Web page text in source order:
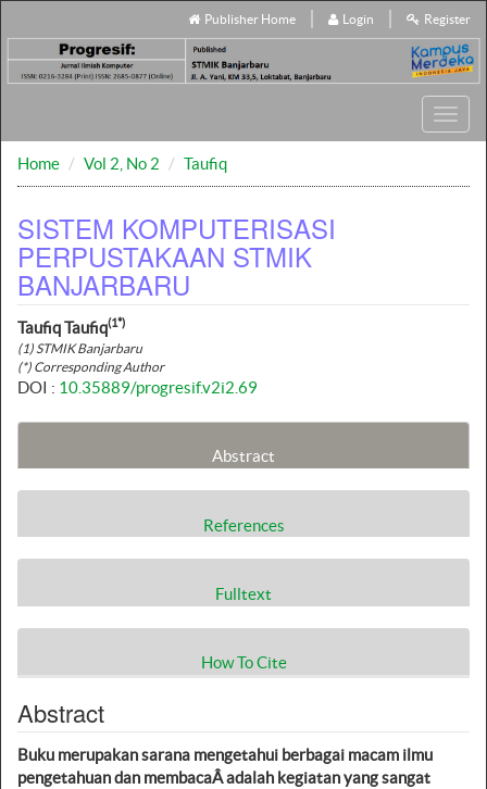
Publisher Home Login Register
Home
Vol 2, No 2 Taufiq
SISTEM KOMPUTERISASI
PERPUSTAKAAN STMIK
BANJARBARU
Taufiq Taufiq(1*)
(1) STMIK Banjarbaru
(*) Corresponding Author
DOI : 10.35889/progresif.v2i2.69
Abstract
References
Fulltext
How To Cite
Abstract
Buku merupakan sarana mengetahui berbagai macam ilmu
pengetahuan dan membacaÂadalah kegiatan yang sangat